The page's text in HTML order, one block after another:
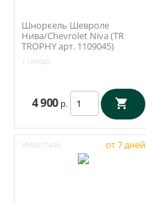
Шноркель Шевроле
Нива/Chevrolet Niva (TR
TROPHY арт. 1109045)
1109045
4 900 р.
УМ0017406 от 7 дней